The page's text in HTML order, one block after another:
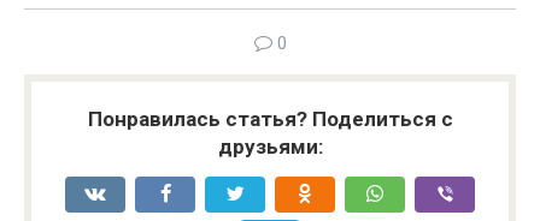
0
Понравилась статья? Поделиться с
друзьями: